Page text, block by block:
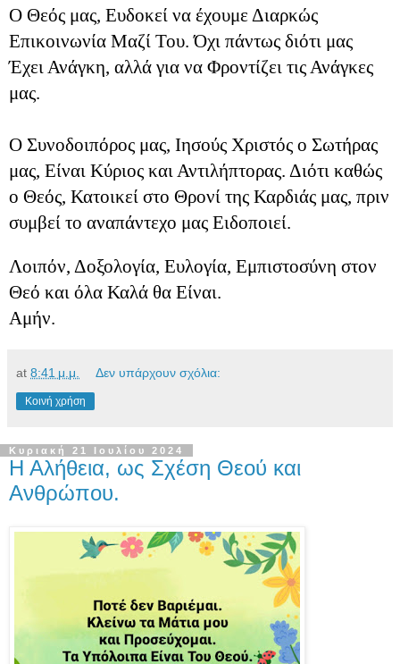
Ο Θεός μας, Ευδοκεί να έχουμε Διαρκώς
Επικοινωνία Μαζί Του. Όχι πάντως διότι μας
Έχει Ανάγκη, αλλά για να Φροντίζει τις Ανάγκες
μας.
Ο Συνοδοιπόρος μας, Ιησούς Χριστός ο Σωτήρας
μας, Είναι Κύριος και Αντιλήπτορας. Διότι καθώς
ο Θεός, Κατοικεί στο Θρονί της Καρδιάς μας, πριν
συμβεί το αναπάντεχο μας Ειδοποιεί.
Λοιπόν, Δοξολογία, Ευλογία, Εμπιστοσύνη στον
Θεό και όλα Καλά θα Είναι.
Αμήν.
at 8:41 μ.μ. Δεν υπάρχουν σχόλια:
Κοινή χρήση
Κυριακή 21 Ιουλίου 2024
Η Αλήθεια, ως Σχέση Θεού και
Ανθρώπου.